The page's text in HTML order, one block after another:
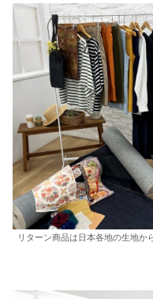
リターン商品は日本各地の生地か